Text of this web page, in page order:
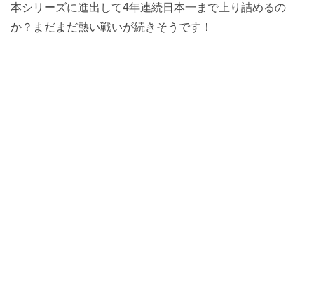
本シリーズに進出して4年連続日本一まで上り詰めるの
か？まだまだ熱い戦いが続きそうです！